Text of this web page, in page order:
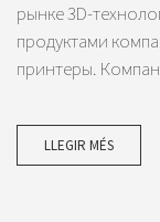
рынке 3D-
продуктами
принтеры.
LLEGIR MÉS